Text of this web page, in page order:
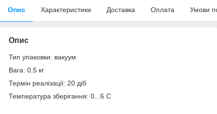
Опис Характеристики Доставка Оплата Умови
Опис
Тип упаковки: вакуум
Вага: 0,5 кг
Термін реалізації: 20 діб
Температура зберігання: 0...6 С